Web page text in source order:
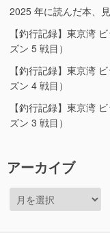
2025 年に読んだ本、
【釣行記録】東京湾
ズン 5 戦目）
【釣行記録】東京湾
ズン 4 戦目）
【釣行記録】東京湾
ズン 3 戦目）
アーカイブ
ー